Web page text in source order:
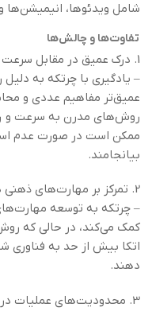
شامل ویدئوها،
تفاوت‌ها و چالش‌ها
1. درک عمیق در مقابل سرعت و راحتی:
– یادگیری با چرتکه به
عمیق‌تر مفاهیم عددی و
روش‌های مدرن به سرعت و
ممکن است در صورت عدم
بیانجامند.
2. تمرکز بر مهارت‌های ذهنی در مقابل اتکا به فناوری:
– چرتکه به توسعه
کمک می‌کند، در حالی که
اتکا بیش از حد به
دهند.
3. محدودیت‌های عملیات در مقابل انعطاف‌پذیری بالا: